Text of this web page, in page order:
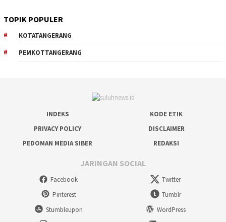
TOPIK POPULER
KOTATANGERANG
PEMKOTTANGERANG
INDEKS
KODE ETIK
PRIVACY POLICY
DISCLAIMER
PEDOMAN MEDIA SIBER
REDAKSI
JARINGAN SOCIAL
Facebook
Twitter
Pinterest
Tumblr
Stumbleupon
WordPress